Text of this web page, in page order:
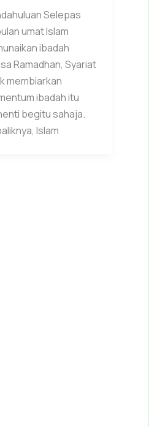
Selepas
umat Islam
ibadah
Ramadhan, Syariat
membiarkan
ibadah itu
begitu sahaja.
Islam